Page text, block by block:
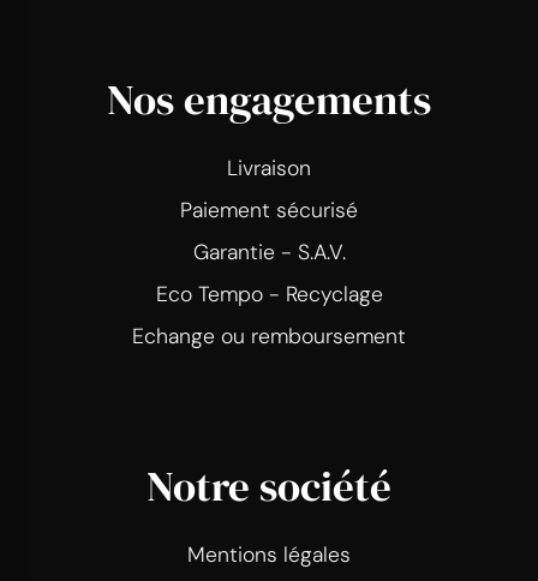
Nos engagements
Livraison
Paiement sécurisé
Garantie - S.A.V.
Eco Tempo - Recyclage
Echange ou remboursement
Notre société
Mentions légales